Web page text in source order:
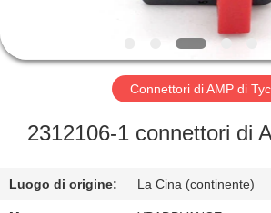
GIRO
FABBRICA
CONTROLLO
Connettori di AMP di
2312106-1 connettori di
Luogo di origine: La Cina (continente)